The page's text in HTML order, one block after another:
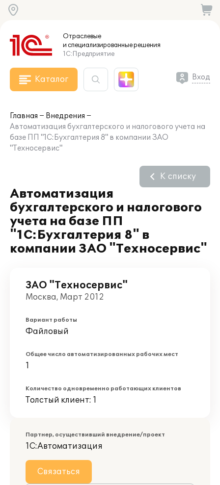
Отраслевые
и специализированныерешения
1С:Предприятие
Каталог Вход
Главная
Внедрения
Автоматизация бухгалтерского и налогового учета на
базе ПП "1С:Бухгалтерия 8" в компании ЗАО
"Техносервис"
Автоматизация
бухгалтерского и налогового
учета на базе ПП
"1С:Бухгалтерия 8" в
компании ЗАО "Техносервис"
К списку
ЗАО "Техносервис"
Москва, Март 2012
Вариант работы
Файловый
Общее число автоматизированных рабочих мест
1
Количество одновременно работающих клиентов
Толстый клиент: 1
Партнер, осуществивший внедрение/проект
1С:Автоматизация
Связаться